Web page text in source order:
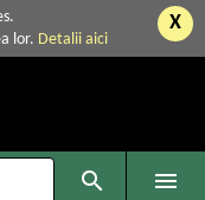
X
lor. Detalii aici
 